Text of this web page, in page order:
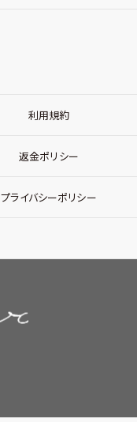
利用規約
返金ポリシー
プライバシーポリシー